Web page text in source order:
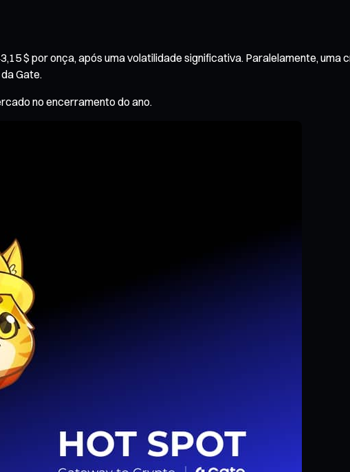
$ por onça, após uma volatilidade significativa. Paralelamente, uma
Gate.
no encerramento do ano.